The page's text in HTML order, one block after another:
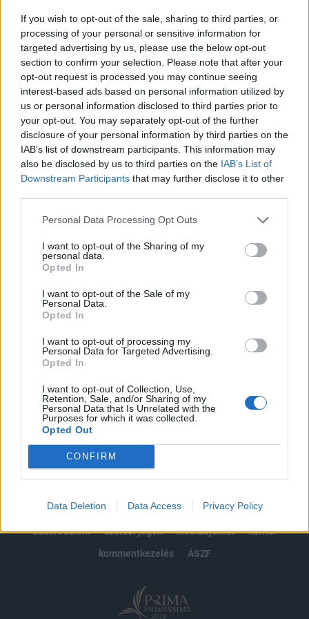
If you wish to opt-out of the sale, sharing to third parties, or
processing of your personal or sensitive information for
targeted advertising by us, please use the below opt-out
section to confirm your selection. Please note that after your
opt-out request is processed you may continue seeing
interest-based ads based on personal information utilized by
us or personal information disclosed to third parties prior to
your opt-out. You may separately opt-out of the further
disclosure of your personal information by third parties on the
IAB’s list of downstream participants. This information may
also be disclosed by us to third parties on the IAB’s List of
Downstream Participants that may further disclose it to other
Personal Data Processing Opt Outs
I want to opt-out of the Sharing of my
personal data.
Opted In
I want to opt-out of the Sale of my
Personal Data.
Opted In
I want to opt-out of processing my
Personal Data for Targeted Advertising.
Opted In
I want to opt-out of Collection, Use,
Retention, Sale, and/or Sharing of my
Personal Data that Is Unrelated with the
Purposes for which it was collected.
Opted Out
CONFIRM
Data Deletion Data Access Privacy Policy
A Budapesti Értéktőzsde a RÁBA Nyrt. törzsrészvényeinek
vonatkozásában, az ár tekintetében az ajánlatokra
vonatkozó korlátozást a 2011. november 8-i tőzsdenapra
az alábbiak szerint módosítja: a vételi ajánlat esetében az
ár legfeljebb 40 %-kal lehet magasabb, mint a bázisár az
eladási ajánlat esetében az ár legfeljebb 40 %-kal lehet
alacsonyabb, mint a bázisár ...
KEDVES OLVASÓNK!
A keresett cikk a portfolio.hu hírarchívumához
tartozik, melynek olvasása előfizetéses
regisztrációhoz kötött.
Az előfizetés a következőket tartalmazza:
Portfolio.hu teljes cikkarchívum
Kötéslisták: BÉT elmúlt 2 év napon belüli
kötéslistái
impresszum
jogi nyilatkozat
süti beállítások
adatvédelem
szerzői jogok médiaajánlat
karrier
kommentkezelés
ÁSZF